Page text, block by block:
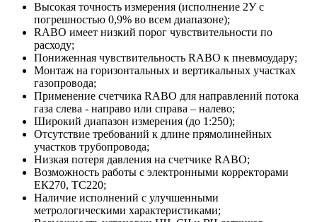
Высокая точность измерения (исполнение 2У с
погрешностью 0,9% во всем диапазоне);
RABO имеет низкий порог чувствительности по
расходу;
Пониженная чувствительность RABO к пневмоудару;
Монтаж на горизонтальных и вертикальных участках
газопровода;
Применение счетчика RABO для направлений потока
газа слева - направо или справа – налево;
Широкий диапазон измерения (до 1:250);
Отсутствие требований к длине прямолинейных
участков трубопровода;
Низкая потеря давления на счетчике RABO;
Возможность работы с электронными корректорами
ЕК270, ТС220;
Наличие исполнений с улучшенными
метрологическими характеристиками;